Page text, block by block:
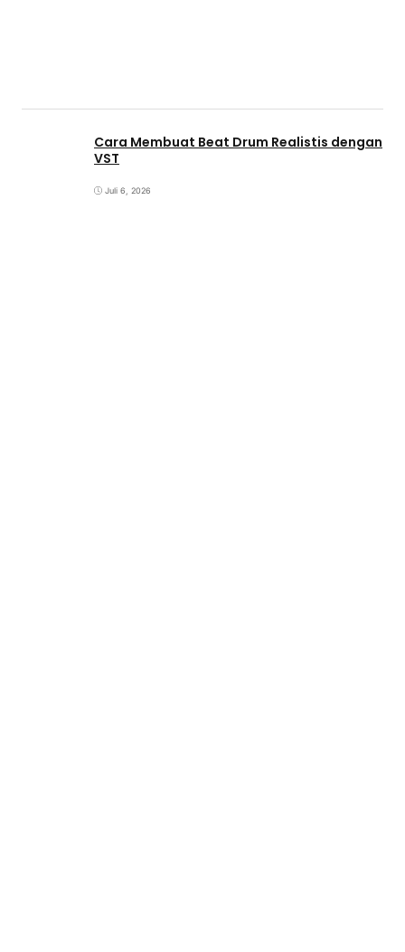
Cara Membuat Beat Drum Realistis dengan
VST
Juli 6, 2026